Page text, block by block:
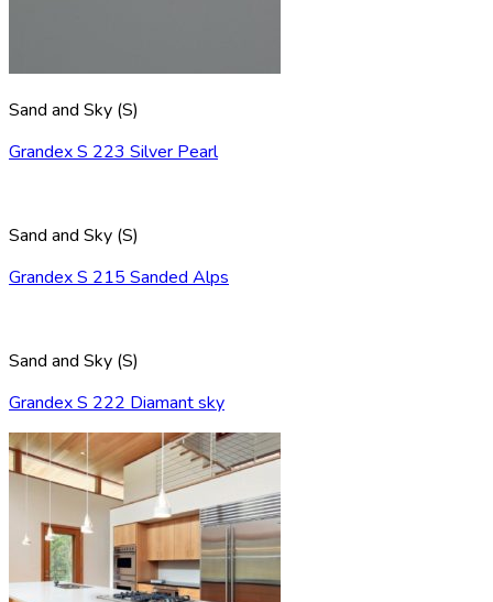
Sand and Sky (S)
Grandex S 223 Silver Pearl
Sand and Sky (S)
Grandex S 215 Sanded Alps
Sand and Sky (S)
Grandex S 222 Diamant sky